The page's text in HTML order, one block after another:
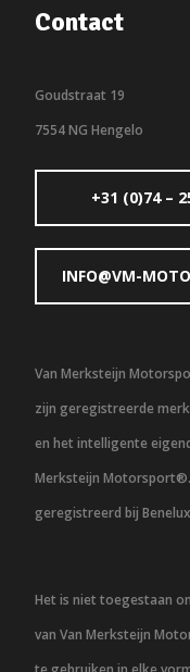
Contact
Goudstraat 19
7554 NG Hengelo
+31 (0)74 –
INFO@VM-
Van Merksteijn
zijn geregistreerde
en het intelligente
Merksteijn
geregistreerd bij
Het is niet toegestaan
van Van Merksteijn